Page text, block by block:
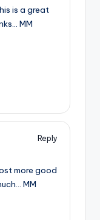
is a great
MM
Reply
more good
MM